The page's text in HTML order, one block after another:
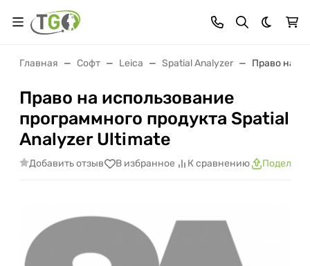
Темная
Главная Софт Leica Spatial Analyzer Право на
Право на использование
программного продукта Spatial
Analyzer Ultimate
Добавить отзыв В избранное К сравнению